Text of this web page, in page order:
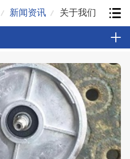
新闻资讯 关于我们